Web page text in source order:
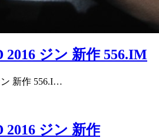
ジン 新作 556.IM
新作 556.I…
2016 ジン 新作